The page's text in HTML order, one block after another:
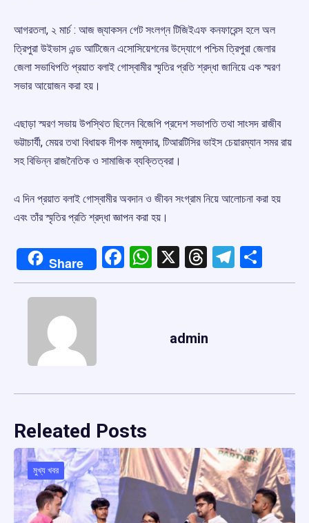
আগরতলা, ২ মার্চ : আজ জ্যাকসন গেট সংলগ্ন টিজিইএফ কনফারেন্স হলে অল
ত্রিপুরা উইভাস এন্ড আটিজেন এসোসিয়েশনের উদ্যোগে পশ্চিম ত্রিপুরা জেলার
জেলা সভাধিপতি প্রয়াত বলাই গোস্বামীর স্মৃতির প্রতি শ্রদ্ধা জানিয়ে এক স্মরণ
সভার আয়োজন করা হয়।
এছাড়া স্মরণ সভায় উপস্থিত ছিলেন বিজেপি প্রদেশ সভাপতি তথা সাংসদ রাজীব
ভট্টাচার্যী, মেয়র তথা বিধায়ক দীপক মজুমদার, টিআরটিসির ভাইস চেয়ারম্যান সমর রায়
সহ বিভিন্ন রাজনৈতিক ও সামাজিক ব্যক্তিত্বরা।
এ দিন প্রয়াত বলাই গোস্বামীর অবদান ও জীবন সংগ্রাম নিয়ে আলোচনা করা হয়
এবং তাঁর স্মৃতির প্রতি শ্রদ্ধা জ্ঞাপন করা হয়।
Share Facebook
WhatsApp
X Threads
admin
Releated Posts
মুখ্য খবর